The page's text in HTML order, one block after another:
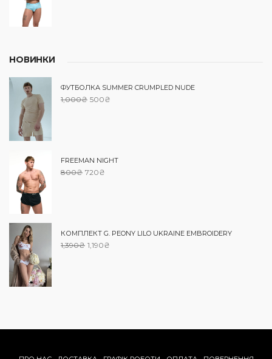
НОВИНКИ
ФУТБОЛКА SUMMER CRUMPLED NUDE
1,000₴ 500₴
FREEMAN NIGHT
800₴ 720₴
КОМПЛЕКТ G. PEONY LILO UKRAINE EMBROIDERY
1,390₴ 1,190₴